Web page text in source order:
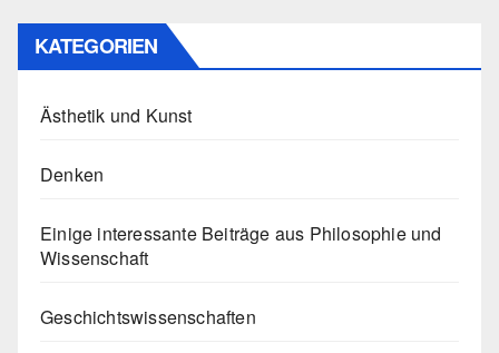
KATEGORIEN
Ästhetik und Kunst
Denken
Einige interessante Beiträge aus Philosophie und
Wissenschaft
Geschichtswissenschaften